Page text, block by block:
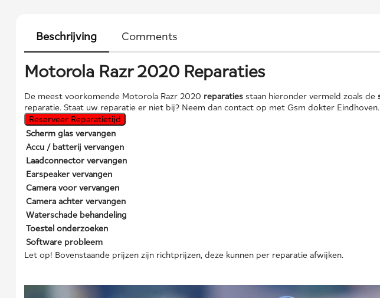
Beschrijving Comments
Motorola Razr 2020 Reparaties
De meest voorkomende Motorola Razr 2020 reparatiesstaan hieronder vermeld zoals de
reparatie. Staat uw reparatie er niet bij? Neem dan contact op met Gsm dokter Eindhoven.
Reserveer Reparatietijd
Scherm glas vervangen
Accu / batterij vervangen
Laadconnector vervangen
Earspeaker vervangen
Camera voor vervangen
Camera achter vervangen
Waterschade behandeling
Toestel onderzoeken
Software probleem
Let op! Bovenstaande prijzen zijn richtprijzen, deze kunnen per reparatie afwijken.